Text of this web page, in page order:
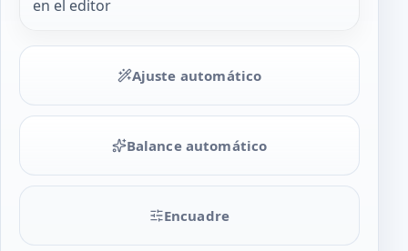
en el editor
Ajuste automático
Balance automático
Encuadre